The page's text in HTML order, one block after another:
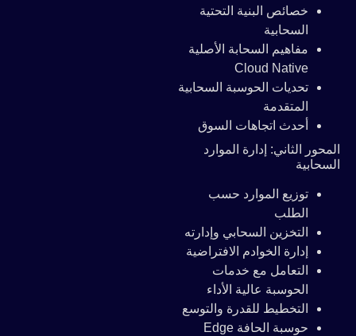
خصائص البنية التحتية
السحابية
مفاهيم السحابة الأصلية
Cloud Native
تحديات الحوسبة السحابية
المتقدمة
أحدث اتجاهات السوق
المحور الثاني: إدارة الموارد
السحابية
توزيع الموارد حسب
الطلب
التخزين السحابي وإدارته
إدارة الخوادم الافتراضية
التعامل مع خدمات
الحوسبة عالية الأداء
التخطيط للقدرة والتوسع
حوسبة الحافة Edge